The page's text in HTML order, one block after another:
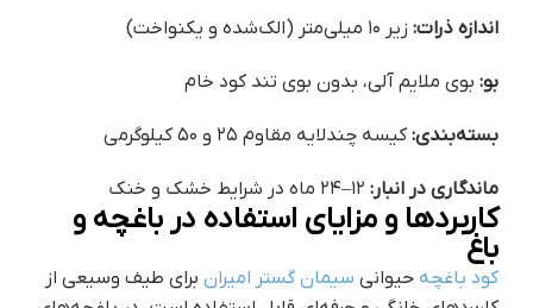
اندازه ذرات: زیر ۱۰ میلی‌متر (الک‌شده و یکنواخت)
بو: بوی ملایم آلی، بدون بوی تند کود خام
بسته‌بندی:کیسه چندلایه مقاوم ۲۵ و ۵۰ کیلوگرمی
ماندگاری در انبار:
کاربردها و مزایای استفاده در باغچه و
باغ
کود باغچه حیوانی سیمان گستر امیران برای طیف وسیعی از